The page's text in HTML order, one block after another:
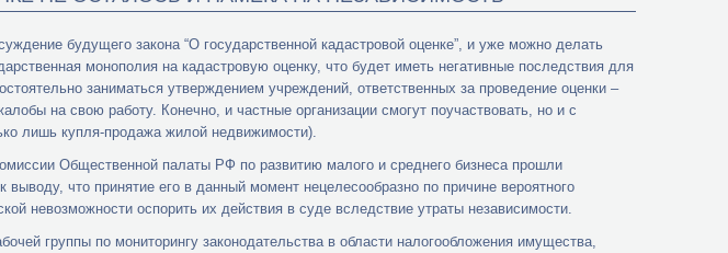
будущего закона “О государственной кадастровой оценке”, и уже можно делать
монополия на кадастровую оценку, что будет иметь негативные последствия для
заниматься утверждением учреждений, ответственных за проведение оценки –
на свою работу. Конечно, и частные организации смогут поучаствовать, но и с
лишь купля-продажа жилой недвижимости).
Общественной палаты РФ по развитию малого и среднего бизнеса прошли
что принятие его в данный момент нецелесообразно по причине вероятного
невозможности оспорить их действия в суде вследствие утраты независимости.
группы по мониторингу законодательства в области налогообложения имущества,